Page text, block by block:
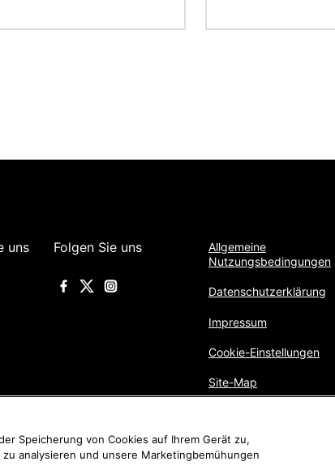
uns Folgen Sie uns
Allgemeine
Nutzungsbedingungen
Datenschutzerklärung
Impressum
Cookie-Einstellungen
Site-Map
Speicherung von Cookies auf Ihrem Gerät zu,
analysieren und unsere Marketingbemühungen